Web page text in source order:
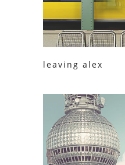
leaving alex